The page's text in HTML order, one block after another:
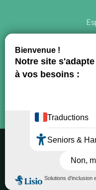
confidentialité
Conception graphique,
Nous utilisons des
expérience sur notre
site, nous